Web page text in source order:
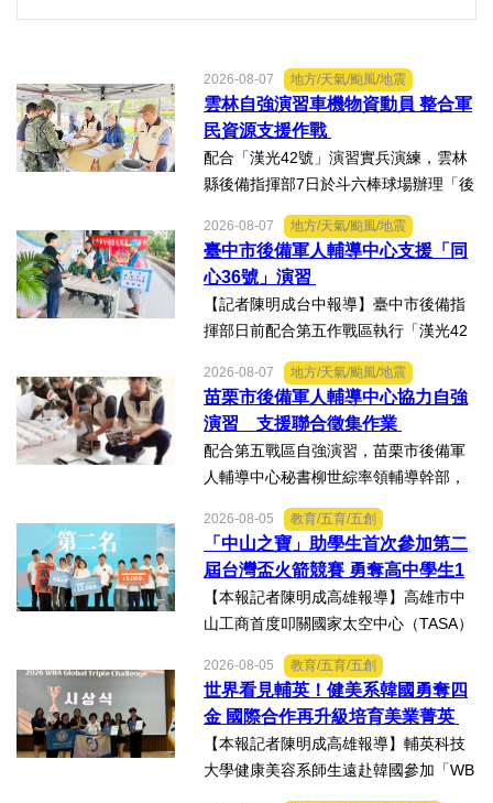
2026-08-07 地方/天氣/颱風/地震
雲林自強演習車機物資動員 整合軍
民資源支援作戰
配合「漢光42號」演習實兵演練，雲林
縣後備指揮部7日於斗六棒球場辦理「後
資接收作業－自強演習」。【記者陳明
成台中報導】配合「漢光42號」演習實
兵演練，雲林縣後備指揮...
2026-08-07 地方/天氣/颱風/地震
臺中市後備軍人輔導中心支援「同
心36號」演習
【記者陳明成台中報導】臺中市後備指
揮部日前配合第五作戰區執行「漢光42
教育召集作業，臺中市外埔區、清水
區、大安區等後備軍人輔導中心全力投
入支援任務，設置服務台協助...
2026-08-07 地方/天氣/颱風/地震
苗栗市後備軍人輔導中心協力自強
演習 支援聯合徵集作業
配合第五戰區自強演習，苗栗市後備軍
人輔導中心秘書柳世綜率領輔導幹部，
徵用作業演練。【記者陳明成台中報
導】為驗證全民防衛動員機制，苗栗市
後備軍人輔導中心配合第五...
2026-08-05 教育/五育/五創
「中山之寶」助學生首次參加第二
屆台灣盃火箭競賽 勇奪高中學生1
K組亞軍
【本報記者陳明成高雄報導】高雄市中
山工商首度叩關國家太空中心（TASA）
一路過關斬將，順利完成火箭發射，並
將全箭完整回收，勇奪高中學生1K組亞
軍，表現亮眼。陳國清...
2026-08-05 教育/五育/五創
世界看見輔英！健美系韓國勇奪四
金 國際合作再升級培育美業菁英
【本報記者陳明成高雄報導】輔英科技
大學健康美容系師生遠赴韓國參加「WB